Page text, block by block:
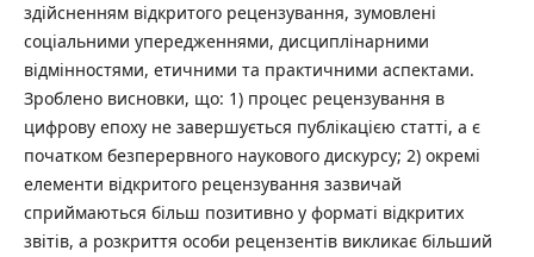
здійсненням відкритого рецензування, зумовлені
соціальними упередженнями, дисциплінарними
відмінностями, етичними та практичними аспектами.
Зроблено висновки, що: 1) процес рецензування в
цифрову епоху не завершується публікацією статті, а є
початком безперервного наукового дискурсу; 2) окремі
елементи відкритого рецензування зазвичай
сприймаються більш позитивно у форматі відкритих
звітів, а розкриття особи рецензентів викликає більший